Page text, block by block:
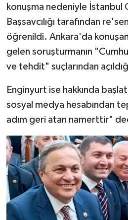
konuşma nedeniyle İstanbul
Başsavcılığı tarafından
öğrenildi. Ankara'da
gelen soruşturmanın
ve tehdit" suçlarından
Enginyurt ise hakkında
sosyal medya hesabından
adım geri atan namerttir"